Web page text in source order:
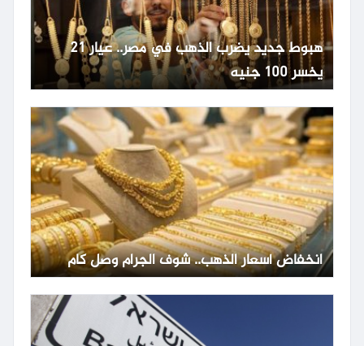
هبوط جديد يضرب الذهب في مصر.. عيار 21
يخسر 100 جنيه
انخفاض أسعار الذهب.. شوف الجرام وصل كام